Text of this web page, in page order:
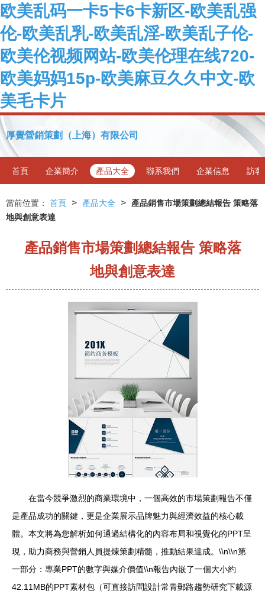
欧美乱码一卡5卡6卡新区-欧美乱强
伦-欧美乱乳-欧美乱淫-欧美乱子伦-
欧美伦视频网站-欧美伦理在线720-
欧美妈妈15p-欧美麻豆久久中文-欧
美毛卡片
厚覺營銷策劃（上海）有限公司
首頁 企業簡介 產品大全 聯系我們 企業信息 訪客
當前位置： 首頁 > 產品大全 >
產品銷售市場策劃總結報告 策略落
地與創意表達
產品銷售市場策劃總結報告 策略落
地與創意表達
在當今競爭激烈的商業環境中，一個高效的市場策劃報告不僅
是產品成功的關鍵，更是企業展示品牌魅力與經濟效益的核心載
體。本文將為您解析如何通過結構化的內容布局和視覺化的PPT呈
現，助力商務與營銷人員提煉策劃精髓，推動結果達成。\\n\\n第
一部分：專業PPT的數字與媒介價值\\n報告內嵌了一個大小約
42.11MB的PPT素材包（可直接訪問設計常青郵路趨勢研究下載源